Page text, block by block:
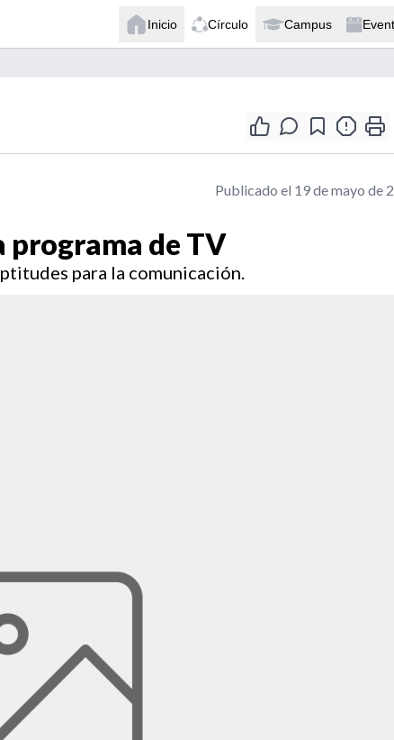
Inicio Círculo Campus
Publicado el 19 de mayo de
programa de TV
para la comunicación.